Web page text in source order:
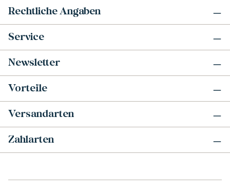
Rechtliche Angaben
Service
Newsletter
Vorteile
Versandarten
Zahlarten